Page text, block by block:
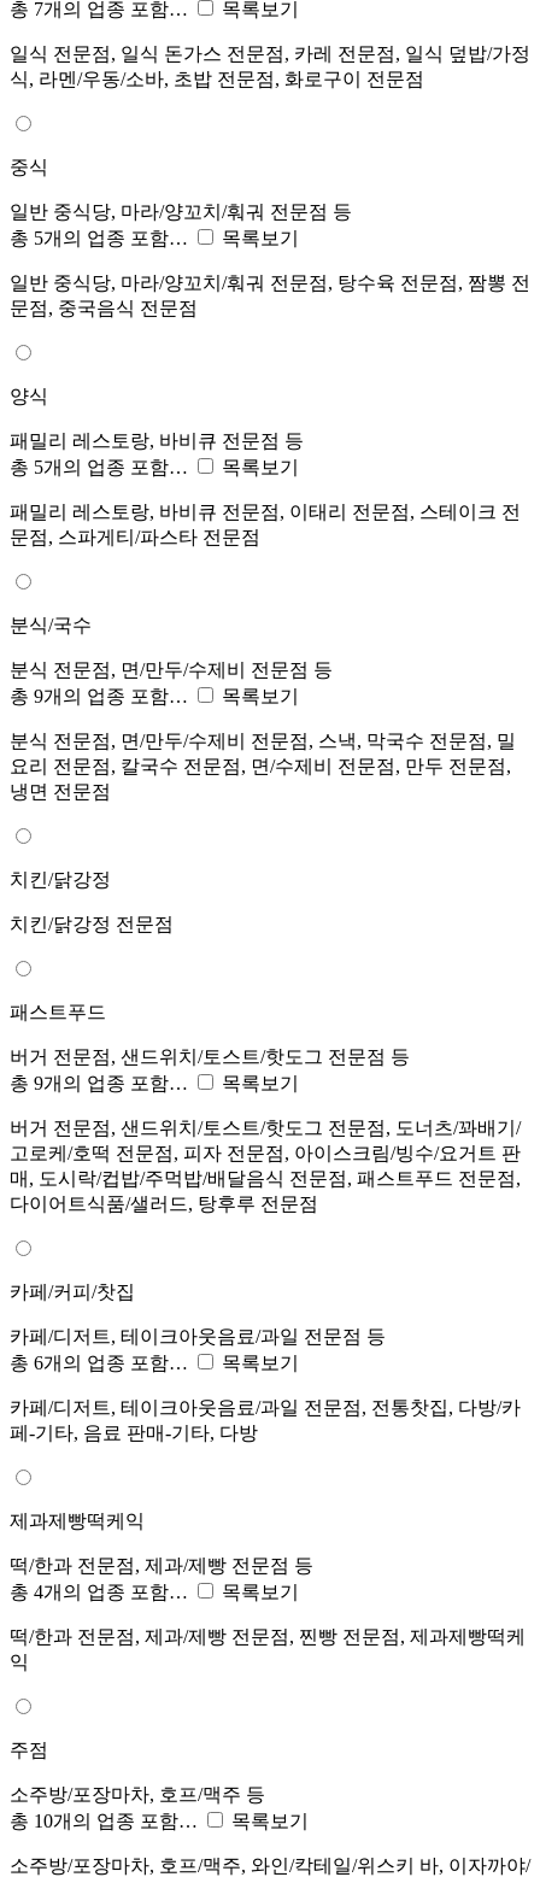
총 7개의 업종 포함… 목록보기
일식 전문점, 일식 돈가스 전문점, 카레 전문점, 일식 덮밥/가정
식, 라멘/우동/소바, 초밥 전문점, 화로구이 전문점
중식
일반 중식당, 마라/양꼬치/훠궈 전문점 등
총 5개의 업종 포함…
목록보기
일반 중식당, 마라/양꼬치/훠궈 전문점, 탕수육 전문점, 짬뽕 전
문점, 중국음식 전문점
양식
패밀리 레스토랑, 바비큐 전문점 등
총 5개의 업종 포함…
목록보기
패밀리 레스토랑, 바비큐 전문점, 이태리 전문점, 스테이크 전
문점, 스파게티/파스타 전문점
분식/국수
분식 전문점, 면/만두/수제비 전문점 등
총 9개의 업종 포함…
목록보기
분식 전문점, 면/만두/수제비 전문점, 스낵, 막국수 전문점, 밀
요리 전문점, 칼국수 전문점, 면/수제비 전문점, 만두 전문점,
냉면 전문점
치킨/닭강정
치킨/닭강정 전문점
패스트푸드
버거 전문점, 샌드위치/토스트/핫도그 전문점 등
총 9개의 업종 포함…
목록보기
버거 전문점, 샌드위치/토스트/핫도그 전문점, 도너츠/꽈배기/
고로케/호떡 전문점, 피자 전문점, 아이스크림/빙수/요거트 판
매, 도시락/컵밥/주먹밥/배달음식 전문점, 패스트푸드 전문점,
다이어트식품/샐러드, 탕후루 전문점
카페/커피/찻집
카페/디저트, 테이크아웃음료/과일 전문점 등
총 6개의 업종 포함…
목록보기
카페/디저트, 테이크아웃음료/과일 전문점, 전통찻집, 다방/카
페-기타, 음료 판매-기타, 다방
제과제빵떡케익
떡/한과 전문점, 제과/제빵 전문점 등
총 4개의 업종 포함…
목록보기
떡/한과 전문점, 제과/제빵 전문점, 찐빵 전문점, 제과제빵떡케
익
주점
소주방/포장마차, 호프/맥주 등
총 10개의 업종 포함…
목록보기
소주방/포장마차, 호프/맥주, 와인/칵테일/위스키 바, 이자까야/